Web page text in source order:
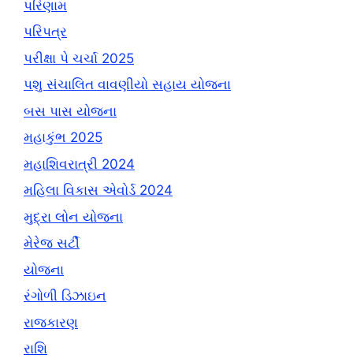
પરિણામ
પરિપત્ર
પરીક્ષા પે ચર્ચા 2025
પશુ સંચાલિત વાવણીયો સહાય યોજના
બસ પાસ યોજના
મહાકુંભ 2025
મહાશિવરાત્રી 2024
મહિલા વિકાસ એવોર્ડ 2024
મુદ્રા લોન યોજના
મેરેજ સર્ટી
યોજના
રંગોળી ડિઝાઇન
રાજકારણ
રાશિ